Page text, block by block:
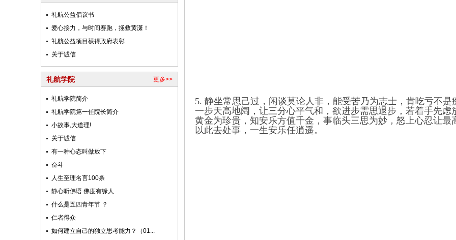
礼航公益倡议书
爱心接力，与时间赛跑，拯救黄潇！
礼航公益项目获得政府表彰
关于诚信
更多>>
礼航学院
礼航学院简介
礼航学院第一任院长简介
小故事,大道理!
关于诚信
有一种心态叫做放下
奋斗
人生至理名言100条
静心听佛语 佛度有缘人
什么是五四青年节 ？
仁者得众
如何建立自己的独立思考能力？（01...
5. 静坐常思己过，闲谈莫论人非，能受苦乃为志士，肯吃亏不
一步天高地阔，让三分心平气和，欲进步需思退步，若着手先
黄金为珍贵，知安乐方值千金，事临头三思为妙，怒上心忍让
以此去处事，一生安乐任逍遥。